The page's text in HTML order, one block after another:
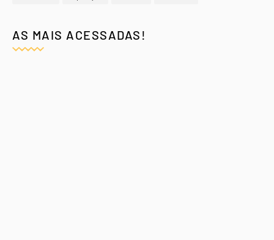
AS MAIS ACESSADAS!